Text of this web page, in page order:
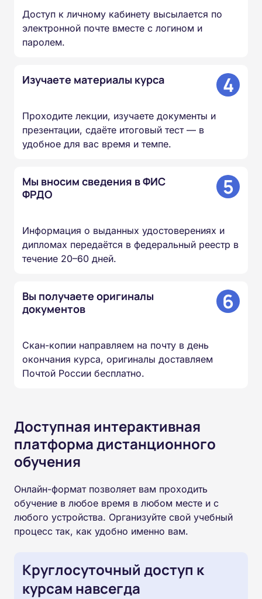
Доступ к личному кабинету высылается по
электронной почте вместе с логином и
паролем.
Изучаете материалы курса 4
Проходите лекции, изучаете документы и
презентации, сдаёте итоговый тест — в
удобное для вас время и темпе.
Мы вносим сведения в ФИС
ФРДО
5
Информация о выданных удостоверениях и
дипломах передаётся в федеральный реестр в
течение 20–60 дней.
Вы получаете оригиналы
документов
6
Скан-копии направляем на почту в день
окончания курса, оригиналы доставляем
Почтой России бесплатно.
Доступная интерактивная
платформа дистанционного
обучения
Онлайн-формат позволяет вам проходить
обучение в любое время в любом месте и с
любого устройства. Организуйте свой учебный
процесс так, как удобно именно вам.
Круглосуточный доступ к
курсам навсегда